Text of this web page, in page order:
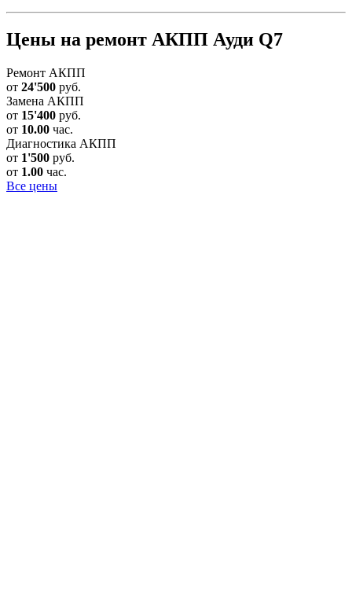
Цены на ремонт АКПП Ауди Q7
Ремонт АКПП
от 24'500 руб.
Замена АКПП
от 15'400 руб.
от 10.00 час.
Диагностика АКПП
от 1'500 руб.
от 1.00 час.
Все цены